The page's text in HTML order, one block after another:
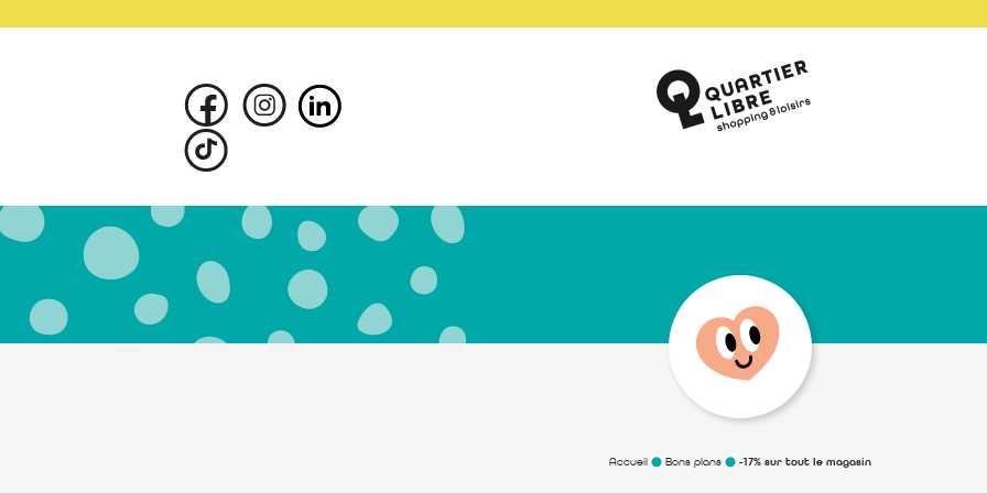
Accueil Bons plans -17% sur tout le magasin